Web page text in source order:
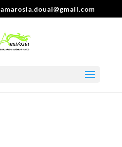
amarosia.douai@gmail.com